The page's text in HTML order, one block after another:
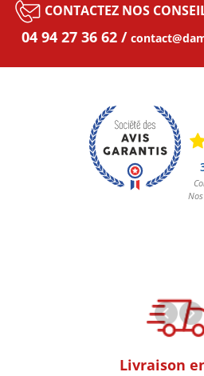
Livraison
CONTACTEZ NOS
04 94 27 36 62